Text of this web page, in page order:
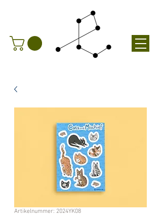
Artikelnummer: 2024YK08